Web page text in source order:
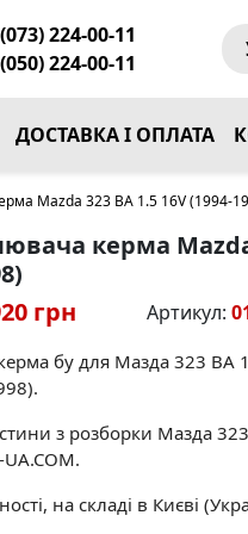
224-00-11
224-00-11
ДОСТАВКА І ОПЛАТА
Mazda 323 BA 1.5 16V (1994-
керма
грн Артикул:
бу для Мазда 323 BA
з розборки Мазда
на складі в Києві